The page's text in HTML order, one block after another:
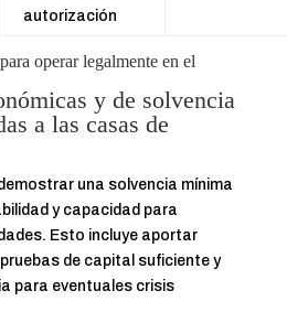
autorización
operar legalmente en el
y de solvencia
a las casas de
una solvencia mínima
y capacidad para
Esto incluye aportar
de capital suficiente y
para eventuales crisis